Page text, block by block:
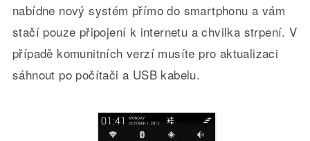
nabídne nový systém přímo do smartphonu a vám
stačí pouze připojení k internetu a chvilka strpení. V
případě komunitních verzí musíte pro aktualizaci
sáhnout po počítači a USB kabelu.